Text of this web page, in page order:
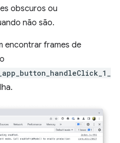
obscuros ou
não são.
encontrar frames de